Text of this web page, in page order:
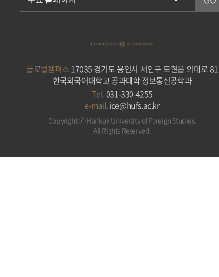
글로벌캠퍼스 17035 경기도 용인시 처인구 모현읍 외대로 81
한국외국어대학교 공과대학 정보통신공학과
Tel.031-330-4255
e-mail. ice@hufs.ac.kr
Copyright ⓒ Hankuk University of Foreign Studies.
All Rights Reserved.